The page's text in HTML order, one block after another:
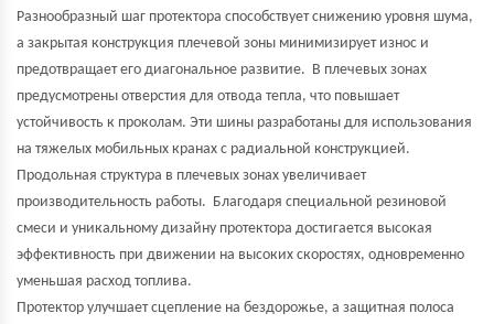
Разнообразный шаг протектора способствует снижению уровня шума,
а закрытая конструкция плечевой зоны минимизирует износ и
предотвращает его диагональное развитие. В плечевых зонах
предусмотрены отверстия для отвода тепла, что повышает
устойчивость к проколам. Эти шины разработаны для использования
на тяжелых мобильных кранах с радиальной конструкцией.
Продольная структура в плечевых зонах увеличивает
производительность работы. Благодаря специальной резиновой
смеси и уникальному дизайну протектора достигается высокая
эффективность при движении на высоких скоростях, одновременно
уменьшая расход топлива.
Протектор улучшает сцепление на бездорожье, а защитная полоса